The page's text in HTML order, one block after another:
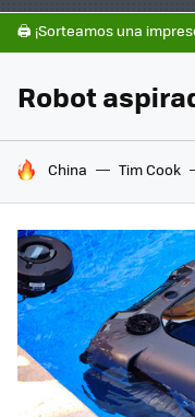
🖨️ ¡Sorteamos una
Robot
HOY SE HABLA DE
China Tim Cook